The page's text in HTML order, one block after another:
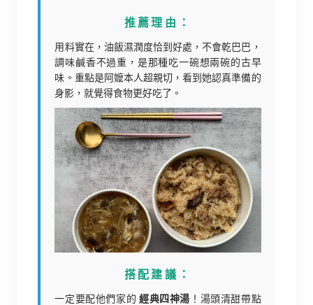
推薦理由：
用料實在，油飯濕潤度恰到好處，不會乾巴巴，
調味鹹香不過重，是那種吃一碗想兩碗的古早
味。重點是阿嬤本人超親切，看到她認真準備的
身影，就覺得食物更好吃了。
搭配建議：
一定要配他們家的 經典四神湯 ！湯頭清甜帶點